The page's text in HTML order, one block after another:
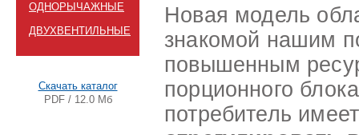
Новая модель
знакомой нашим
повышенным
порционного
потребитель
ОДНОРЫЧАЖНЫЕ
ДВУХВЕНТИЛЬНЫЕ
Скачать каталог
PDF / 12.0 Мб